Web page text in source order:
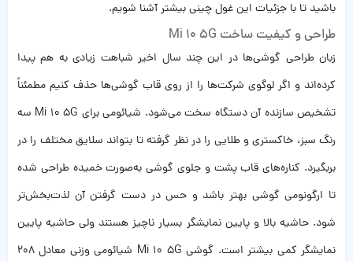
باشید تا با جزئیات این غول چینی بیشتر آشنا شویم.
طراحی و کیفیت ساخت Mi 10 5G
زبان طراحی گوشی‌ها در این چند سال اخیر شباهت زیادی به هم پیدا
کرده‌اند و اگر لوگوی شرکت‌ها را از روی قاب گوشی‌ها حذف کنیم مطمئناً
تشخیص سازنده آن دستگاه سخت می‌شود. شیائومی برای Mi 10 5G سه
رنگ سبز، خاکستری و طلایی را در نظر گرفته تا بتواند سلایق مختلف را در
بربگیرد. کناره‌های قاب پشت و جلوی گوشی به‌صورت خمیده طراحی شده
تا ارگونومی گوشی بهتر باشد و حس در دست گرفتن آن لذت‌بخش‌تر
شود. حاشیه بالا و پایین نمایشگر بسیار ناچیز هستند ولی حاشیه پایین
نمایشگر کمی بیشتر است. گوشی Mi 10 5G شیائومی وزنی معادل 208